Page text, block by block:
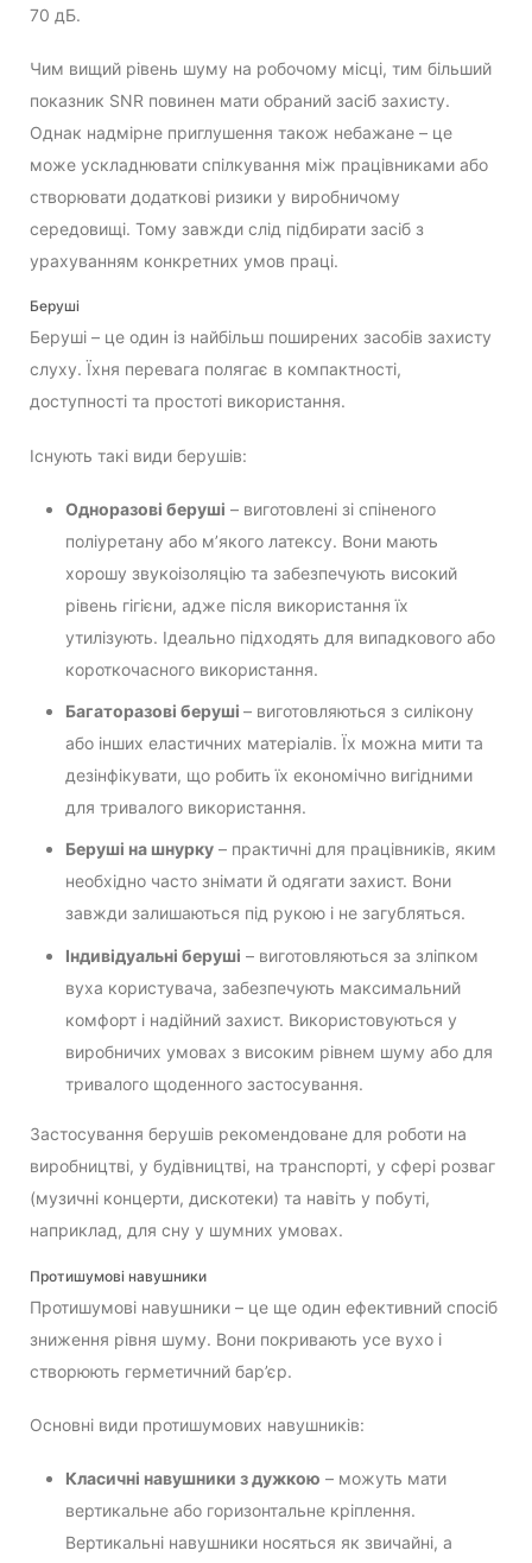
70 дБ.
Чим вищий рівень шуму на робочому місці, тим більший
показник SNR повинен мати обраний засіб захисту.
Однак надмірне приглушення також небажане – це
може ускладнювати спілкування між працівниками або
створювати додаткові ризики у виробничому
середовищі. Тому завжди слід підбирати засіб з
урахуванням конкретних умов праці.
Беруші
Беруші – це один із найбільш поширених засобів захисту
слуху. Їхня перевага полягає в компактності,
доступності та простоті використання.
Існують такі види берушів:
Одноразові беруші – виготовлені зі спіненого
поліуретану або м’якого латексу. Вони мають
хорошу звукоізоляцію та забезпечують високий
рівень гігієни, адже після використання їх
утилізують. Ідеально підходять для випадкового або
короткочасного використання.
Багаторазові беруші – виготовляються з силікону
або інших еластичних матеріалів. Їх можна мити та
дезінфікувати, що робить їх економічно вигідними
для тривалого використання.
Беруші на шнурку – практичні для працівників, яким
необхідно часто знімати й одягати захист. Вони
завжди залишаються під рукою і не загубляться.
Індивідуальні беруші – виготовляються за зліпком
вуха користувача, забезпечують максимальний
комфорт і надійний захист. Використовуються у
виробничих умовах з високим рівнем шуму або для
тривалого щоденного застосування.
Застосування берушів рекомендоване для роботи на
виробництві, у будівництві, на транспорті, у сфері розваг
(музичні концерти, дискотеки) та навіть у побуті,
наприклад, для сну у шумних умовах.
Протишумові навушники
Протишумові навушники – це ще один ефективний спосіб
зниження рівня шуму. Вони покривають усе вухо і
створюють герметичний бар’єр.
Основні види протишумових навушників:
Класичні навушники з дужкою – можуть мати
вертикальне або горизонтальне кріплення.
Вертикальні навушники носяться як звичайні, а